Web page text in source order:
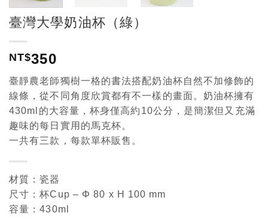
臺灣大學奶油杯（綠）
NT$350
臺靜農老師獨樹一格的書法搭配奶油杯自然不加修飾的
線條，從不同角度欣賞都有不一樣的畫面。奶油杯擁有
430ml的大容量，杯身僅高約10公分，是簡潔但又充滿
趣味的每日實用的馬克杯。
一共有三款，每款單杯販售。
材質：瓷器
尺寸：杯Cup – Φ 80 x H 100 mm
容量：430ml